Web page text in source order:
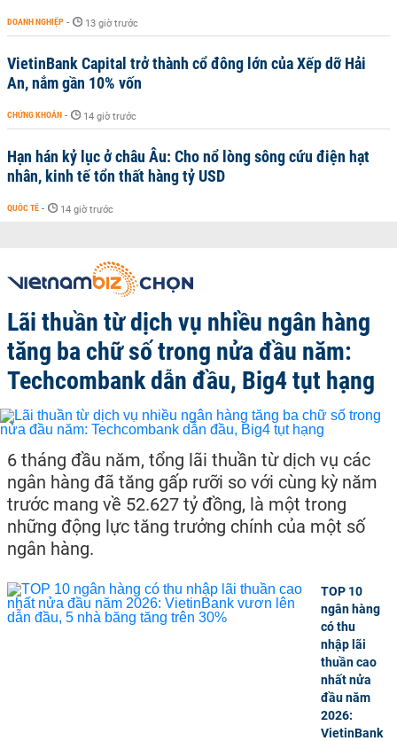
DOANH NGHIỆP - 13 giờ trước
VietinBank Capital trở thành cổ đông lớn của Xếp dỡ Hải
An, nắm gần 10% vốn
CHỨNG KHOÁN - 14 giờ trước
Hạn hán kỷ lục ở châu Âu: Cho nổ lòng sông cứu điện hạt
nhân, kinh tế tổn thất hàng tỷ USD
QUỐC TẾ - 14 giờ trước
Lãi thuần từ dịch vụ nhiều ngân hàng
tăng ba chữ số trong nửa đầu năm:
Techcombank dẫn đầu, Big4 tụt hạng
6 tháng đầu năm, tổng lãi thuần từ dịch vụ các
ngân hàng đã tăng gấp rưỡi so với cùng kỳ năm
trước mang về 52.627 tỷ đồng, là một trong
những động lực tăng trưởng chính của một số
ngân hàng.
TOP 10
ngân hàng
có thu
nhập lãi
thuần cao
nhất nửa
đầu năm
2026:
VietinBank